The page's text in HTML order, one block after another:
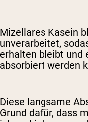
Mizellares Kasein
unverarbeitet,
erhalten bleibt und
absorbiert werden
Diese langsame
Grund dafür, dass